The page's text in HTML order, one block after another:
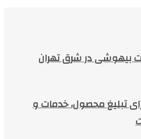
بیهوشی در شرق تهران
تبلیغ محصول، خدمات و